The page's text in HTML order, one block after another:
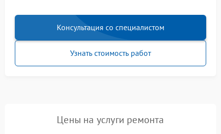
Консультация со специалистом
Узнать стоимость работ
Цены на услуги ремонта